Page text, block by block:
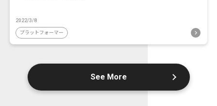
2022/3/8
プラットフォーマー
See More